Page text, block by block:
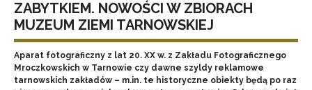
ZABYTKIEM. NOWOŚCI W ZBIORACH
MUZEUM ZIEMI TARNOWSKIEJ
Aparat fotograficzny z lat 20. XX w. z Zakładu Fotograficznego
Mroczkowskich w Tarnowie czy dawne szyldy reklamowe
tarnowskich zakładów – m.in. te historyczne obiekty będą po raz